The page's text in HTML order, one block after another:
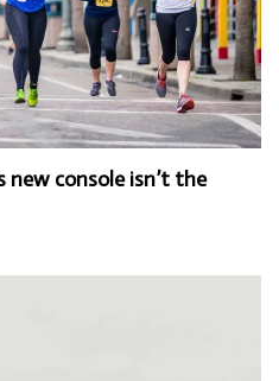
new console isn’t the